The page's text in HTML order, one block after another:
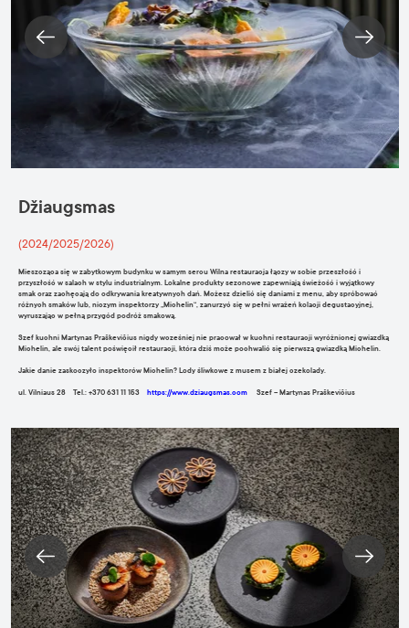
Džiaugsmas
(2024/2025/2026)
Mieszcząca się w zabytkowym budynku w samym sercu Wilna restauracja łączy w sobie przeszłość i
przyszłość w salach w stylu industrialnym. Lokalne produkty sezonowe zapewniają świeżość i wyjątkowy
smak oraz zachęcają do odkrywania kreatywnych dań. Możesz dzielić się daniami z menu, aby spróbować
różnych smaków lub, niczym inspektorzy „Michelin“, zanurzyć się w pełni wrażeń kolacji degustacyjnej,
wyruszając w pełną przygód podróż smakową.
Szef kuchni Martynas Praškevičius nigdy wcześniej nie pracował w kuchni restauracji wyróżnionej gwiazdką
Michelin, ale swój talent poświęcił restauracji, która dziś może pochwalić się pierwszą gwiazdką Michelin.
Jakie danie zaskoczyło inspektorów Michelin? Lody śliwkowe z musem z białej czekolady.
ul. Vilniaus 28 Tel.: +370 631 11 153 https://www.dziaugsmas.com Szef – Martynas Praškevičius